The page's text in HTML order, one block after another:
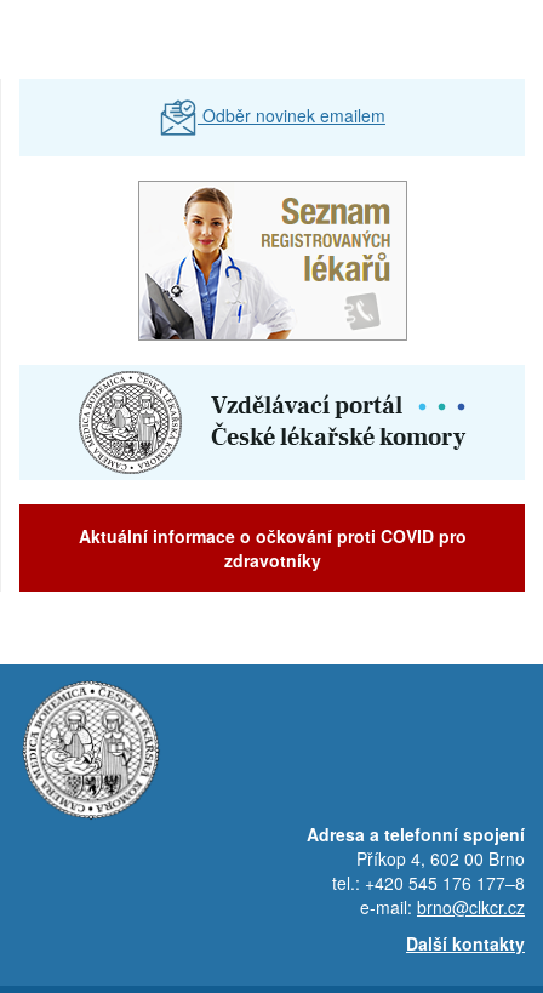
Odběr novinek emailem
Aktuální informace o očkování proti COVID pro
zdravotníky
Adresa a telefonní spojení
Příkop 4, 602 00 Brno
tel.: +420 545 176 177–8
e-mail: brno@clkcr.cz
Další kontakty